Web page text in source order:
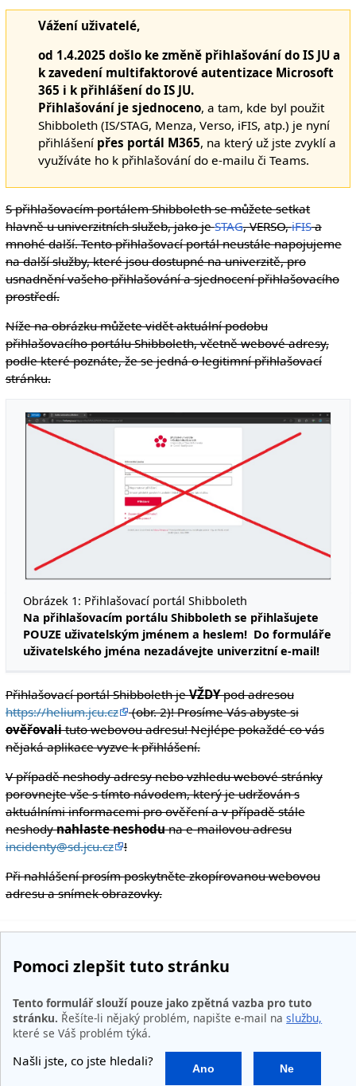
Vážení uživatelé,
od 1.4.2025 došlo ke změně přihlašování do IS JU a
k zavedení multifaktorové autentizace Microsoft
365 i k přihlášení do IS JU.
Přihlašování je sjednoceno, a tam, kde byl použit
Shibboleth (IS/STAG, Menza, Verso, iFIS, atp.) je nyní
přihlášení přes portál M365, na který už jste zvyklí a
využíváte ho k přihlašování do e-mailu či Teams.
S přihlašovacím portálem Shibboleth se můžete setkat
hlavně u univerzitních služeb, jako jeSTAG, VERSO,iFISa
mnohé další. Tento přihlašovací portál neustále napojujeme
na další služby, které jsou dostupné na univerzitě, pro
usnadnění vašeho přihlašování a sjednocení přihlašovacího
prostředí.
Níže na obrázku můžete vidět aktuální podobu
přihlašovacího portálu Shibboleth, včetně webové adresy,
podle které poznáte, že se jedná o legitimní přihlašovací
stránku.
Obrázek 1: Přihlašovací portál Shibboleth
Na přihlašovacím portálu Shibboleth se přihlašujete
POUZE uživatelským jménem a heslem! Do formuláře
uživatelského jména nezadávejte univerzitní e-mail!
Přihlašovací portál Shibboleth jeVŽDYpod adresou
https://helium.jcu.cz
(obr. 2)! Prosíme Vás abyste si
ověřovalituto webovou adresu! Nejlépe pokaždé co vás
nějaká aplikace vyzve k přihlášení.
V případě neshody adresy nebo vzhledu webové stránky
porovnejte vše s tímto návodem, který je udržován s
aktuálními informacemi pro ověření a v případě stále
neshodynahlaste neshoduna e-mailovou adresu
incidenty@sd.jcu.cz
!
Při nahlášení prosím poskytněte zkopírovanou webovou
adresu a snímek obrazovky.
Pomoci zlepšit tuto stránku
Tento formulář slouží pouze jako zpětná vazba pro tuto
stránku. Řešíte-li nějaký problém, napište e-mail naslužbu,
které se Váš problém týká.
Našli jste, co jste hledali? Ano Ne